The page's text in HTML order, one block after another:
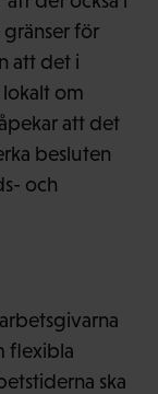
för
att det i
om
att det
besluten
och
flexibla
ska